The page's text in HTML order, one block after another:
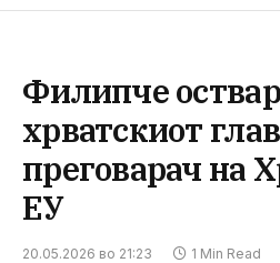
Филипче
хрватскиот
преговарач на
ЕУ
20.05.2026 во 21:23 1 Min Read